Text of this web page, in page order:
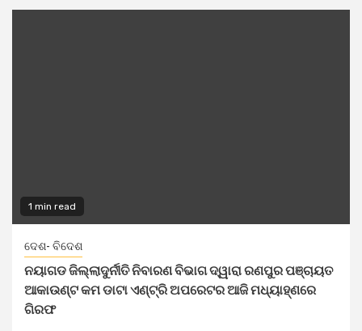
1 min read
ଦେଶ- ବିଦେଶ
ନୟାଗଡ ଜିଲ୍ଲାଦୁର୍ନୀତି ନିବାରଣ ବିଭାଗ ଦ୍ୱାରା ରଣପୁର ପଞ୍ଚାୟତ
ଆକାଉଣ୍ଟ କମ ଡାଟା ଏଣ୍ଟ୍ରି ଅପରେଟର ଆଜି ମଧ୍ୟାହ୍‌ଣରେ
ଗିରଫ